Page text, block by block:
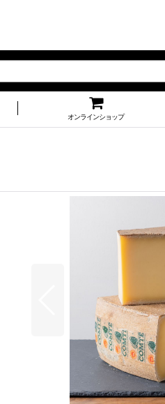
オンラインショップ